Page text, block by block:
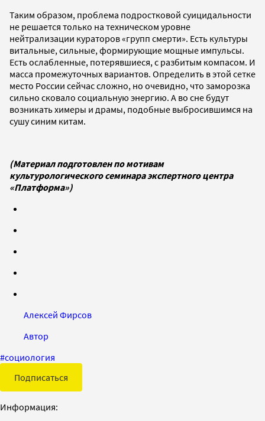
Таким образом, проблема подростковой суицидальности
не решается только на техническом уровне
нейтрализации кураторов «групп смерти». Есть культуры
витальные, сильные, формирующие мощные импульсы.
Есть ослабленные, потерявшиеся, с разбитым компасом. И
масса промежуточных вариантов. Определить в этой сетке
место России сейчас сложно, но очевидно, что заморозка
сильно сковало социальную энергию. А во сне будут
возникать химеры и драмы, подобные выбросившимся на
сушу синим китам.
(Материал подготовлен по мотивам
культурологического семинара экспертного центра
«Платформа»)
Алексей Фирсов
Автор
#социология
Подписаться
Информация: